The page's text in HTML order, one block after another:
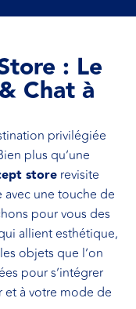
: Le
Chat à
privilégiée
plus qu’une
store revisite
avec une touche de
pour vous des
allient esthétique,
objets que l’on
pour s’intégrer
et à votre mode de